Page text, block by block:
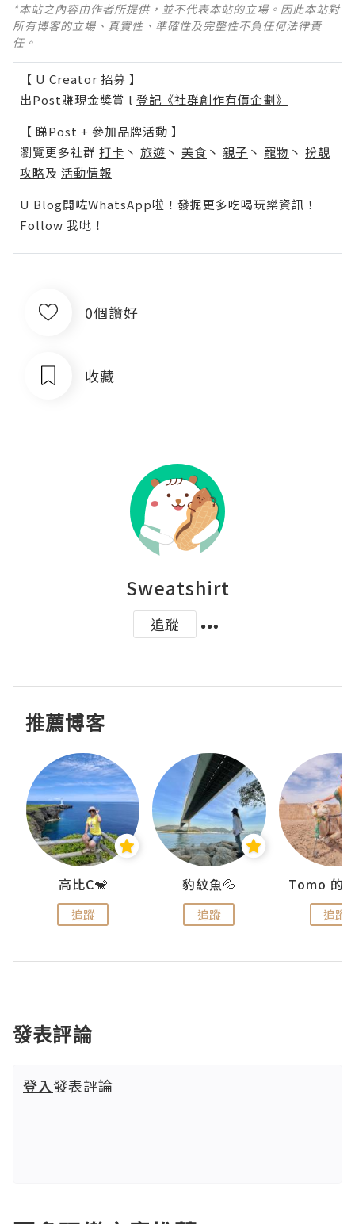
*本站之內容由作者所提供，並不代表本站的立場。因此本站對
所有博客的立場、真實性、準確性及完整性不負任何法律責
任。
【 U Creator 招募 】
出Post賺現金獎賞 l 登記《社群創作有價企劃》
【 睇Post + 參加品牌活動 】
瀏覽更多社群 打卡 丶 旅遊 丶 美食 丶 親子 丶 寵物 丶 扮靚
攻略及 活動情報
U Blog開咗WhatsApp啦！發掘更多吃喝玩樂資訊！
Follow 我哋 ！
0個讚好
收藏
Sweatshirt
追蹤
推薦博客
高比C🐒
追蹤
豹紋魚💦
追蹤 追蹤
發表評論
登入發表評論